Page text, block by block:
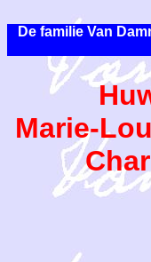
De familie Van
Marie-